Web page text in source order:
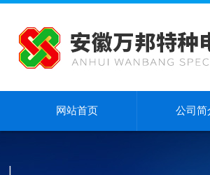
网站首页 公司简